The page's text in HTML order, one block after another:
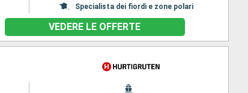
Specialista dei fiordi e zone polari
VEDERE LE OFFERTE